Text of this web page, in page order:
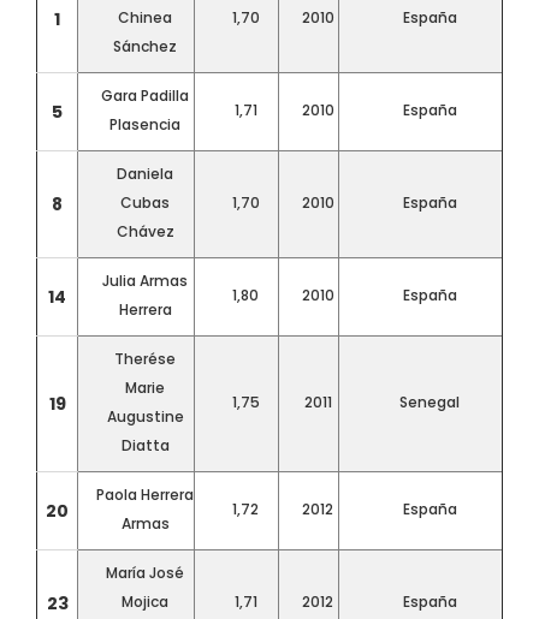
1
Chinea
Sánchez
1,70 2010 España
5
Gara Padilla
Plasencia
1,71 2010 España
8
Daniela
Cubas
Chávez
1,70 2010 España
14
Julia Armas
Herrera
1,80 2010 España
19
Therése
Marie
Augustine
Diatta
1,75 2011 Senegal
20
Paola Herrera
Armas
1,72 2012 España
23
María José
Mojica
1,71 2012 España